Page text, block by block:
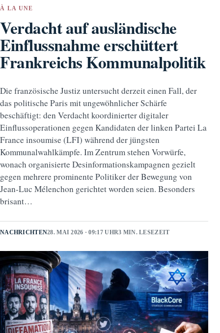
À LA UNE
Verdacht auf ausländische
Einflussnahme erschüttert
Frankreichs Kommunalpolitik
Die französische Justiz untersucht derzeit einen Fall, der
das politische Paris mit ungewöhnlicher Schärfe
beschäftigt: den Verdacht koordinierter digitaler
Einflussoperationen gegen Kandidaten der linken Partei La
France insoumise (LFI) während der jüngsten
Kommunalwahlkämpfe. Im Zentrum stehen Vorwürfe,
wonach organisierte Desinformationskampagnen gezielt
gegen mehrere prominente Politiker der Bewegung von
Jean-Luc Mélenchon gerichtet worden seien. Besonders
brisant…
NACHRICHTEN28. MAI 2026 · 09:17 UHR3 MIN. LESEZEIT